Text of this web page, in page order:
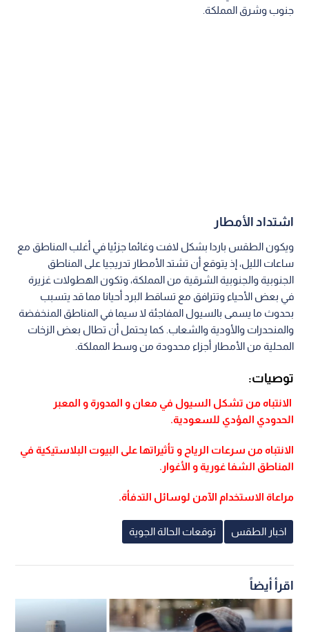
جنوب وشرق المملكة.
اشتداد الأمطار
ويكون الطقس باردا بشكل لافت وغائما جزئيا في أغلب المناطق مع
ساعات الليل، إذ يتوقع أن تشتد الأمطار تدريجيا على المناطق
الجنوبية والجنوبية الشرقية من المملكة، وتكون الهطولات غزيرة
في بعض الأحياء وتترافق مع تساقط البرد أحيانا مما قد يتسبب
بحدوث ما يسمى بالسيول المفاجئة لا سيما في المناطق المنخفضة
والمنحدرات والأودية والشعاب. كما يحتمل أن تطال بعض الزخات
المحلية من الأمطار أجزاء محدودة من وسط المملكة.
توصيات:
الانتباه من تشكل السيول في معان و المدورة و المعبر
الحدودي المؤدي للسعودية.
الانتباه من سرعات الرياح و تأثيراتها على البيوت البلاستيكية في
المناطق الشفا غورية و الأغوار.
مراعاة الاستخدام الآمن لوسائل التدفأة.
اخبار الطقس توقعات الحالة الجوية
اقرأ أيضاً